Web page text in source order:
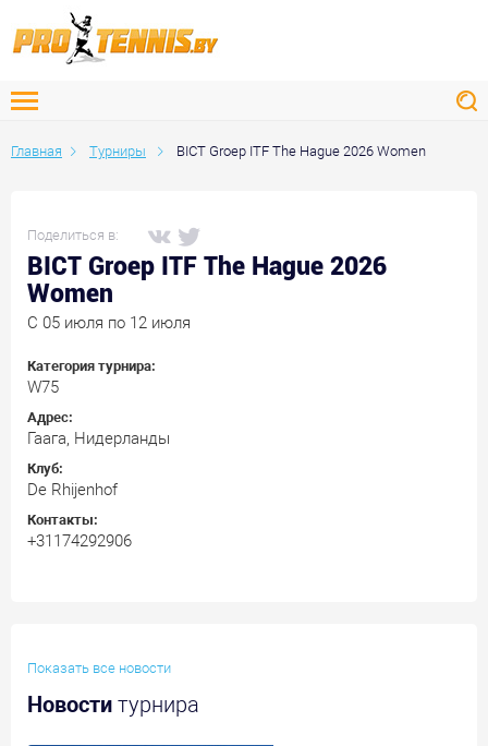
Главная Турниры BICT Groep ITF The Hague 2026 Women
Поделиться в:
BICT Groep ITF The Hague 2026
Women
C 05 июля по 12 июля
Категория турнира:
W75
Адрес:
Гаага, Нидерланды
Клуб:
De Rhijenhof
Контакты:
+31174292906
Показать все новости
Новости турнира